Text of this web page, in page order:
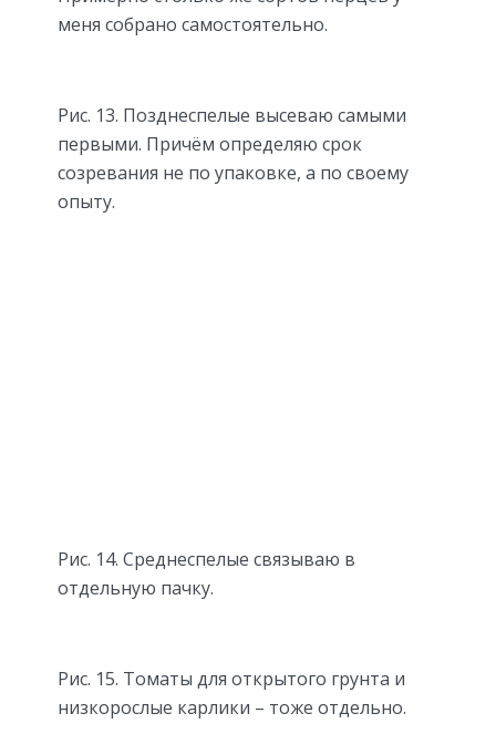
меня собрано самостоятельно.
Рис. 13. Позднеспелые высеваю самыми
первыми. Причём определяю срок
созревания не по упаковке, а по своему
опыту.
Рис. 14. Среднеспелые связываю в
отдельную пачку.
Рис. 15. Томаты для открытого грунта и
низкорослые карлики – тоже отдельно.